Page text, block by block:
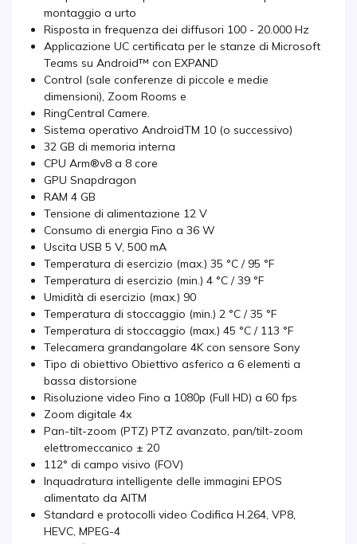
montaggio a urto
Risposta in frequenza dei diffusori 100 - 20.000 Hz
Applicazione UC certificata per le stanze di Microsoft
Teams su Android™ con EXPAND
Control (sale conferenze di piccole e medie
dimensioni), Zoom Rooms e
RingCentral Camere.
Sistema operativo AndroidTM 10 (o successivo)
32 GB di memoria interna
CPU Arm®v8 a 8 core
GPU Snapdragon
RAM 4 GB
Tensione di alimentazione 12 V
Consumo di energia Fino a 36 W
Uscita USB 5 V, 500 mA
Temperatura di esercizio (max.) 35 °C / 95 °F
Temperatura di esercizio (min.) 4 °C / 39 °F
Umidità di esercizio (max.) 90
Temperatura di stoccaggio (min.) 2 °C / 35 °F
Temperatura di stoccaggio (max.) 45 °C / 113 °F
Telecamera grandangolare 4K con sensore Sony
Tipo di obiettivo Obiettivo asferico a 6 elementi a
bassa distorsione
Risoluzione video Fino a 1080p (Full HD) a 60 fps
Zoom digitale 4x
Pan-tilt-zoom (PTZ) PTZ avanzato, pan/tilt-zoom
elettromeccanico ± 20
112° di campo visivo (FOV)
Inquadratura intelligente delle immagini EPOS
alimentato da AITM
Standard e protocolli video Codifica H.264, VP8,
HEVC, MPEG-4